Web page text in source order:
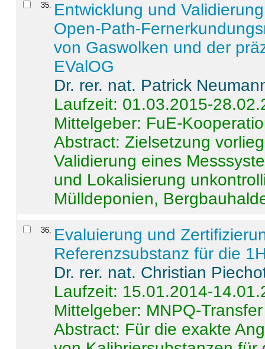
35. Entwicklung und
Open-Path-
von Gaswolken und der
EValOG
Dr. rer. nat. Patrick
Laufzeit: 01.03.2015-
Mittelgeber: FuE-
Abstract:Zielsetzung
Validierung eines
und Lokalisierung
Mülldeponien,
36. Evaluierung und
Referenzsubstanz für die
Dr. rer. nat. Christian
Laufzeit: 15.01.2014-
Mittelgeber: MNPQ-Transfer
Abstract: Für die exakte